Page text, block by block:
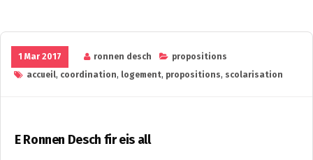
1 Mar 2017 ronnen desch
propositions
accueil, coordination, logement, propositions, scolarisation
E Ronnen Desch fir eis all